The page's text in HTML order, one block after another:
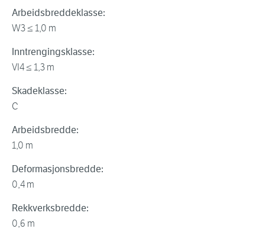
Arbeidsbreddeklasse:
W3 ≤ 1,0 m
Inntrengingsklasse:
VI4 ≤ 1,3 m
Skadeklasse:
C
Arbeidsbredde:
1,0 m
Deformasjonsbredde:
0,4 m
Rekkverksbredde:
0,6 m